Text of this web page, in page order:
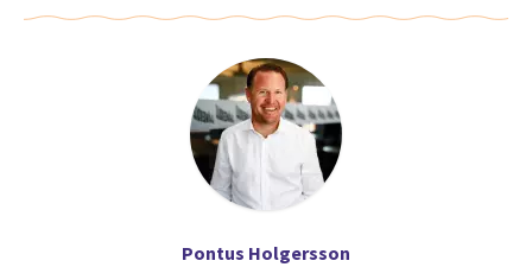
Pontus Holgersson